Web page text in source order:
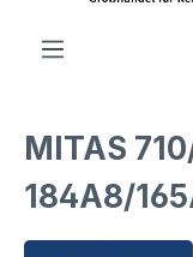
MITAS
184A8/